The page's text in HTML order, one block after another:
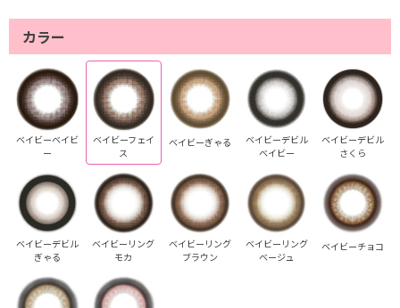
カラー
ベイビーベイビ
ー
ベイビーフェイ
ス
ベイビーぎゃる
ベイビーデビル
ベイビー
ベイビーデビル
さくら
ベイビーデビル
ぎゃる
ベイビーリング
モカ
ベイビーリング
ブラウン
ベイビーリング
ベージュ
ベイビーチョコ